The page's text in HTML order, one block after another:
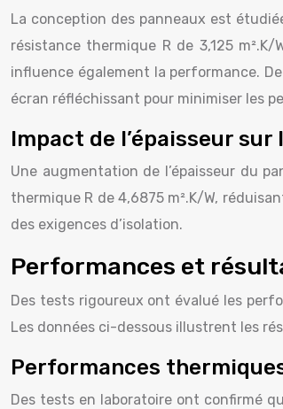
La conception des panneaux est
résistance thermique R de 3,125
influence également la performance.
écran réfléchissant pour minimiser les
Impact de l’épaisseur
Une augmentation de l’épaisseur du
thermique R de 4,6875 m².K/W,
des exigences d’isolation.
Performances et
Des tests rigoureux ont évalué les
Les données ci-dessous illustrent les
Performances
Des tests en laboratoire ont confirmé